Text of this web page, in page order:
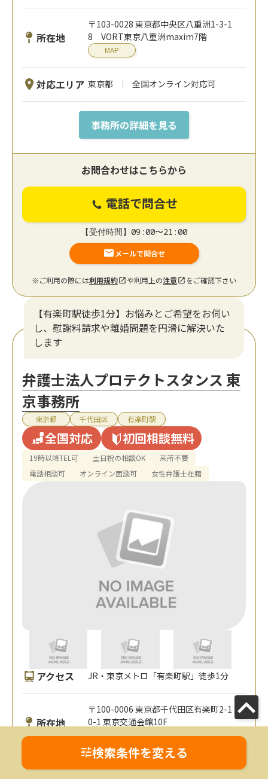
所在地
〒103-0028 東京都中央区八重洲1-3-1
8 VORT東京八重洲maxim7階
MAP
対応エリア 東京都 全国オンライン対応可
事務所の詳細を見る
お問合わせはこちらから
電話で問合せ
【受付時間】09:00〜21:00
メールで問合せ
※ご利用の際には利用規約 や利用上の注意 をご確認下さい
【有楽町駅徒歩1分】お悩みとご希望をお伺い
し、慰謝料請求や離婚問題を円滑に解決いた
します
弁護士法人プロテクトスタンス 東
京事務所
東京都 千代田区 有楽町駅
全国対応 初回相談無料
19時以降TEL可 土日祝の相談OK
来所不要
電話相談可
オンライン面談可 女性弁護士在籍
アクセス JR・東京メトロ「有楽町駅」徒歩1分
所在地
〒100-0006 東京都千代田区有楽町2-1
0-1 東京交通会館10F
MAP
対応エリア 東京都 全国オンライン対応可
検索条件を変える